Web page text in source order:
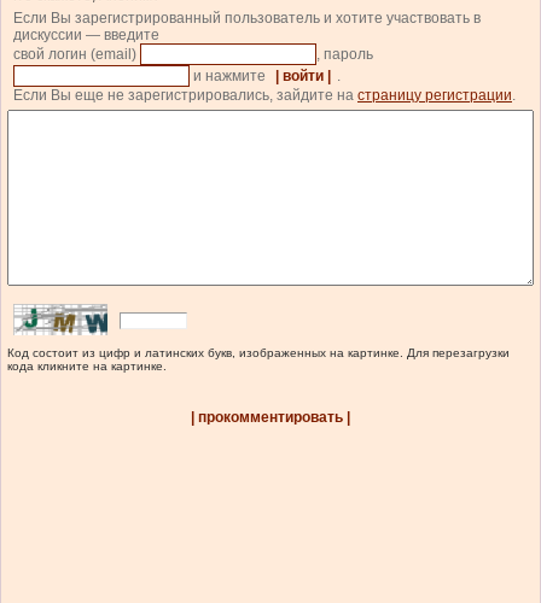
Если Вы зарегистрированный пользователь и хотите участвовать в
дискуссии — введите
свой логин (email)
, пароль
и нажмите
| войти |
.
Если Вы еще не зарегистрировались, зайдите на страницу регистрации.
Код состоит из цифр и латинских букв, изображенных на картинке. Для перезагрузки
кода кликните на картинке.
| прокомментировать |